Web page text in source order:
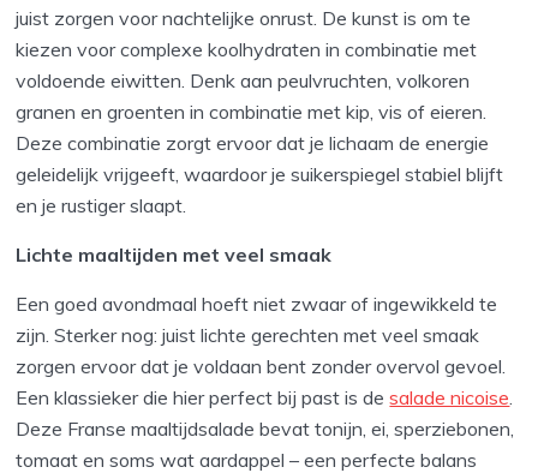
juist zorgen voor nachtelijke onrust. De kunst is om te
kiezen voor complexe koolhydraten in combinatie met
voldoende eiwitten. Denk aan peulvruchten, volkoren
granen en groenten in combinatie met kip, vis of eieren.
Deze combinatie zorgt ervoor dat je lichaam de energie
geleidelijk vrijgeeft, waardoor je suikerspiegel stabiel blijft
en je rustiger slaapt.
Lichte maaltijden met veel smaak
Een goed avondmaal hoeft niet zwaar of ingewikkeld te
zijn. Sterker nog: juist lichte gerechten met veel smaak
zorgen ervoor dat je voldaan bent zonder overvol gevoel.
Een klassieker die hier perfect bij past is desalade nicoise.
Deze Franse maaltijdsalade bevat tonijn, ei, sperziebonen,
tomaat en soms wat aardappel – een perfecte balans